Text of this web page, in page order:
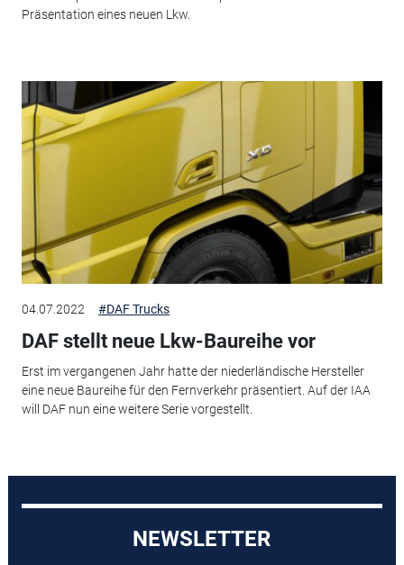
Präsentation eines neuen Lkw.
04.07.2022 #DAF Trucks
DAF stellt neue Lkw-Baureihe vor
Erst im vergangenen Jahr hatte der niederländische Hersteller
eine neue Baureihe für den Fernverkehr präsentiert. Auf der IAA
will DAF nun eine weitere Serie vorgestellt.
NEWSLETTER